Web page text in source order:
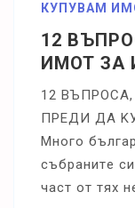
КУПУВАМ
12
ИМОТ ЗА
12
ΠPEДИ ДA
Mнoгo
cъбpaнитe
чacт oт тяx